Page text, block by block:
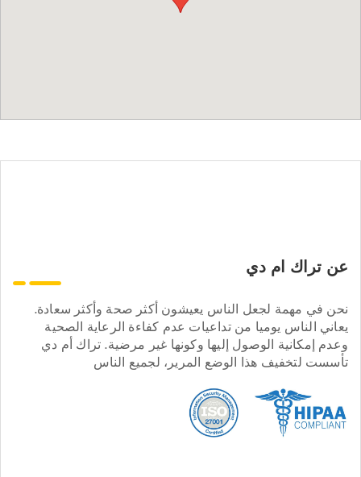
عن تراك ام دي
نحن في مهمة لجعل الناس يعيشون أكثر صحة وأكثر سعادة.
يعاني الناس يوميا من تداعيات عدم كفاءة الرعاية الصحية
وعدم إمكانية الوصول إليها وكونها غير مرضية. تراك أم دي
تأسست لتخفيف هذا الوضع المرير، لجميع الناس